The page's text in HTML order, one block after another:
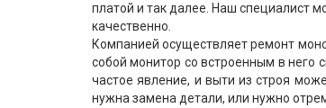
платой и так далее. Наш специалист
качественно.
Компанией осуществляет ремонт
собой монитор со встроенным в него
частое явление, и выти из строя
нужна замена детали, или нужно